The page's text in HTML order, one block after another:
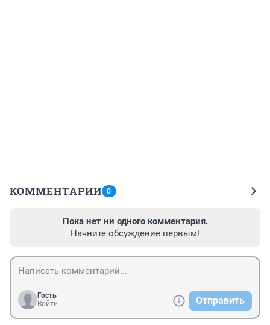
КОММЕНТАРИИ 0
Пока нет ни одного комментария.
Начните обсуждение первым!
Гость
Войти
Отправить